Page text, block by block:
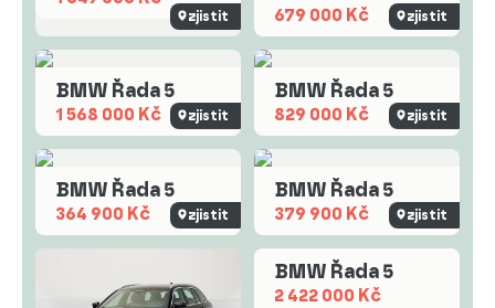
zjistit 679 000 Kč zjistit
BMW Řada 5
1 568 000 Kč zjistit
BMW Řada 5
829 000 Kč zjistit
BMW Řada 5
364 900 Kč zjistit
BMW Řada 5
379 900 Kč zjistit
BMW Řada 5
2 422 000 Kč